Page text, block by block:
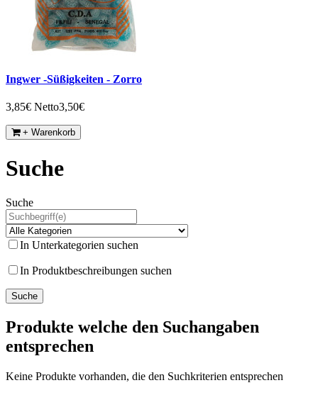
Ingwer -Süßigkeiten - Zorro
3,85€ Netto3,50€
+ Warenkorb
Suche
Suche
In Unterkategorien suchen
In Produktbeschreibungen suchen
Produkte welche den Suchangaben
entsprechen
Keine Produkte vorhanden, die den Suchkriterien entsprechen